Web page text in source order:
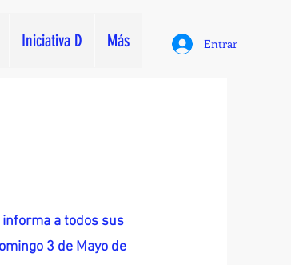
Iniciativa D Más Entrar
informa a todos sus
3 de Mayo de